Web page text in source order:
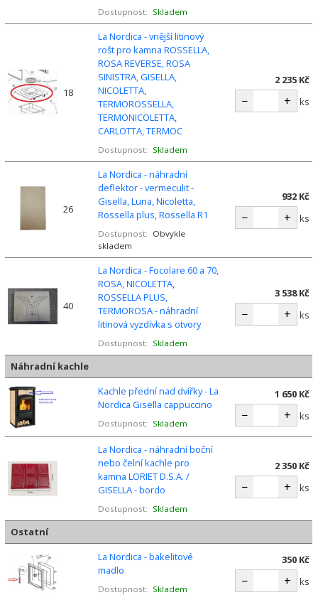
Dostupnost: Skladem
18
La Nordica - vnější litinový
rošt pro kamna ROSSELLA,
ROSA REVERSE, ROSA
SINISTRA, GISELLA,
NICOLETTA,
TERMOROSSELLA,
TERMONICOLETTA,
CARLOTTA, TERMOC
Dostupnost: Skladem
2 235 Kč
− + ks
26
La Nordica - náhradní
deflektor - vermeculit -
Gisella, Luna, Nicoletta,
Rossella plus, Rossella R1
Dostupnost: Obvykle
skladem
932 Kč
− + ks
40
La Nordica - Focolare 60 a 70,
ROSA, NICOLETTA,
ROSSELLA PLUS,
TERMOROSA - náhradní
litinová vyzdívka s otvory
Dostupnost: Skladem
3 538 Kč
− + ks
Náhradní kachle
Kachle přední nad dvířky - La
Nordica Gisella cappuccino
Dostupnost: Skladem
1 650 Kč
− + ks
La Nordica - náhradní boční
nebo čelní kachle pro
kamna LORIET D.S.A. /
GISELLA - bordo
Dostupnost: Skladem
2 350 Kč
− + ks
Ostatní
La Nordica - bakelitové
madlo
Dostupnost: Skladem
350 Kč
− + ks